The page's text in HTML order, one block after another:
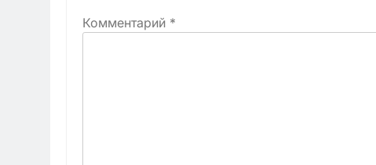
Комментарий *